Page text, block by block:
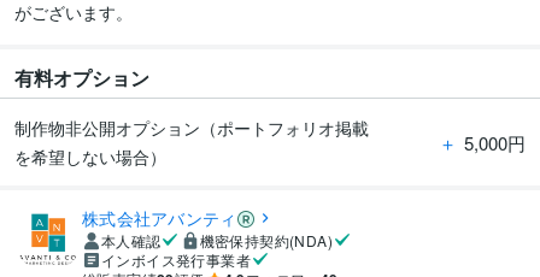
有料オプション
制作物非公開オプション（ポートフォリオ掲載
を希望しない場合）
＋ 5,000円
株式会社アバンティ
本人確認
機密保持契約(NDA)
インボイス発行事業者